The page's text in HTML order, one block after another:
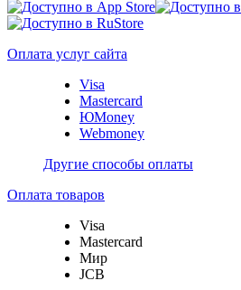
Оплата услуг сайта
Visa
Mastercard
ЮMoney
Webmoney
Другие способы оплаты
Оплата товаров
Visa
Mastercard
Мир
JCB